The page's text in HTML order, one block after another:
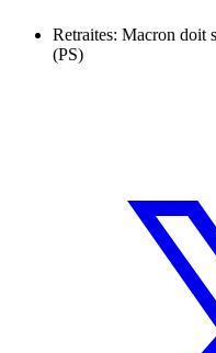
Retraites: Macron doit
(PS)